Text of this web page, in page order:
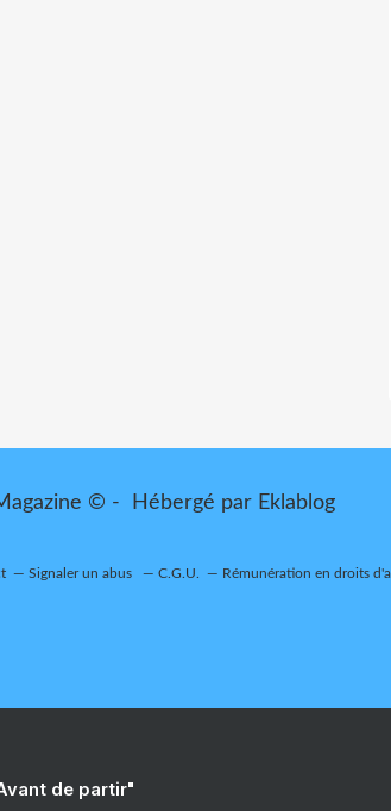
© - Hébergé par Eklablog
Signaler un abus C.G.U. Rémunération en droits
de partir"